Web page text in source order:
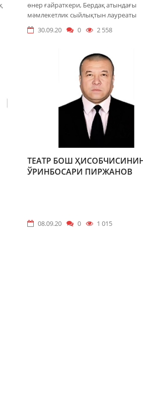
өнер ғайраткери, Бердақ атындағы
мәмлекетлик сыйлықтын лауреаты
30.09.20
0 2 558
ТЕАТР БОШ
ЎРИНБОСАРИ ПИРЖАНОВ
08.09.20 0 1 015